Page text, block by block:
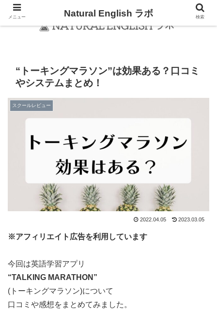
“トーキングマラソン”は効果ある？口コミ
やシステムまとめ！
スクールレビュー
2022.04.05 2023.03.05
※アフィリエイト広告を利用しています
今回は英語学習アプリ
“TALKING MARATHON”
(トーキングマラソン)について
口コミや感想をまとめてみました。
メニュー Natural English ラボ 検索